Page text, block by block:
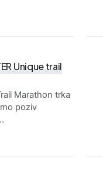
Unique trail
Marathon trka
poziv